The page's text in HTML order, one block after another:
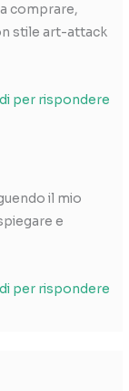
comprare,
stile art-attack
per rispondere
il mio
e
per rispondere